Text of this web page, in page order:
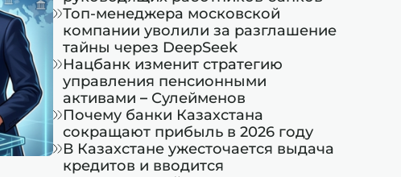
Топ-менеджера московской
компании уволили за разглашение
тайны через DeepSeek
Нацбанк изменит стратегию
управления пенсионными
активами – Сулейменов
Почему банки Казахстана
сокращают прибыль в 2026 году
В Казахстане ужесточается выдача
кредитов и вводится